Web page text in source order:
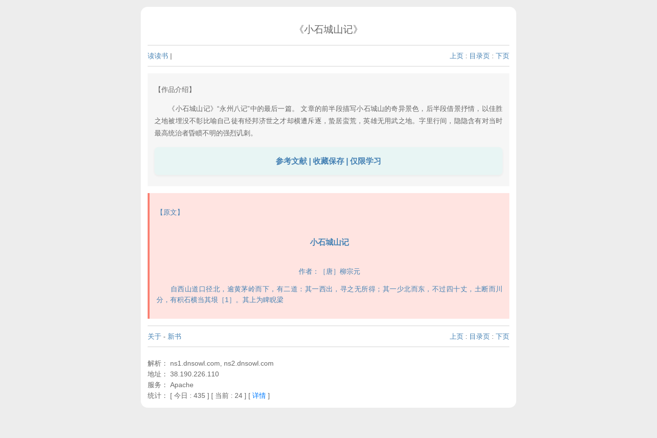
《小石城山记》
读读书 | 上页 : 目录页 : 下页
【作品介绍】
《小石城山记》“永州八记”中的最后一篇。 文章的前半段描写小石城山的奇异景色，后半段借景抒情，以佳胜
之地被埋没不彰比喻自己徒有经邦济世之才却横遭斥逐，蛰居蛮荒，英雄无用武之地。字里行间，隐隐含有对当时
最高统治者昏瞆不明的强烈讥刺。
参考文献 | 收藏保存 | 仅限学习
【原文】
小石城山记
作者：［唐］柳宗元
自西山道口径北，逾黄茅岭而下，有二道：其一西出，寻之无所得；其一少北而东，不过四十丈，土断而川
分，有积石横当其垠［1］。其上为睥睨梁
关于 - 新书 上页 : 目录页 : 下页
解析： ns1.dnsowl.com, ns2.dnsowl.com
地址： 38.190.226.110
服务： Apache
统计： [ 今日 : 435 ] [ 当前 : 24 ] [ 详情 ]